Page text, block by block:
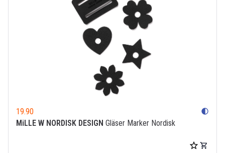
19.90 contrast
MiLLE W NORDISK DESIGN Gläser Marker Nordisk